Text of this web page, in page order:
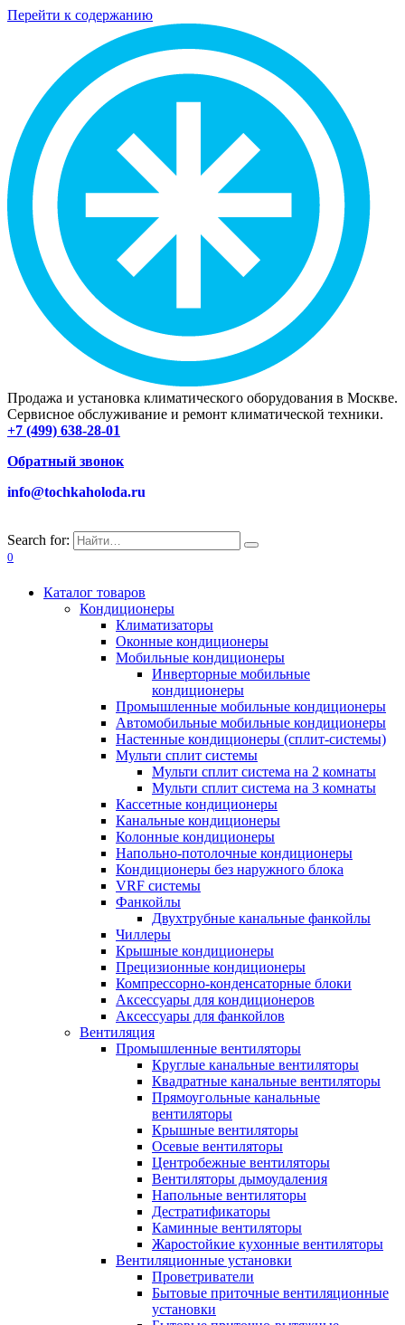
Перейти к содержанию
Продажа и установка климатического оборудования в Москве.
Сервисное обслуживание и ремонт климатической техники.
+7 (499) 638-28-01
Обратный звонок
info@tochkaholoda.ru
Search for:
0
Каталог товаров
Кондиционеры
Климатизаторы
Оконные кондиционеры
Мобильные кондиционеры
Инверторные мобильные
кондиционеры
Промышленные мобильные кондиционеры
Автомобильные мобильные кондиционеры
Настенные кондиционеры (сплит-системы)
Мульти сплит системы
Мульти сплит система на 2 комнаты
Мульти сплит система на 3 комнаты
Кассетные кондиционеры
Канальные кондиционеры
Колонные кондиционеры
Напольно-потолочные кондиционеры
Кондиционеры без наружного блока
VRF системы
Фанкойлы
Двухтрубные канальные фанкойлы
Чиллеры
Крышные кондиционеры
Прецизионные кондиционеры
Компрессорно-конденсаторные блоки
Аксессуары для кондиционеров
Аксессуары для фанкойлов
Вентиляция
Промышленные вентиляторы
Круглые канальные вентиляторы
Квадратные канальные вентиляторы
Прямоугольные канальные
вентиляторы
Крышные вентиляторы
Осевые вентиляторы
Центробежные вентиляторы
Вентиляторы дымоудаления
Напольные вентиляторы
Дестратификаторы
Каминные вентиляторы
Жаростойкие кухонные вентиляторы
Вентиляционные установки
Проветриватели
Бытовые приточные вентиляционные
установки